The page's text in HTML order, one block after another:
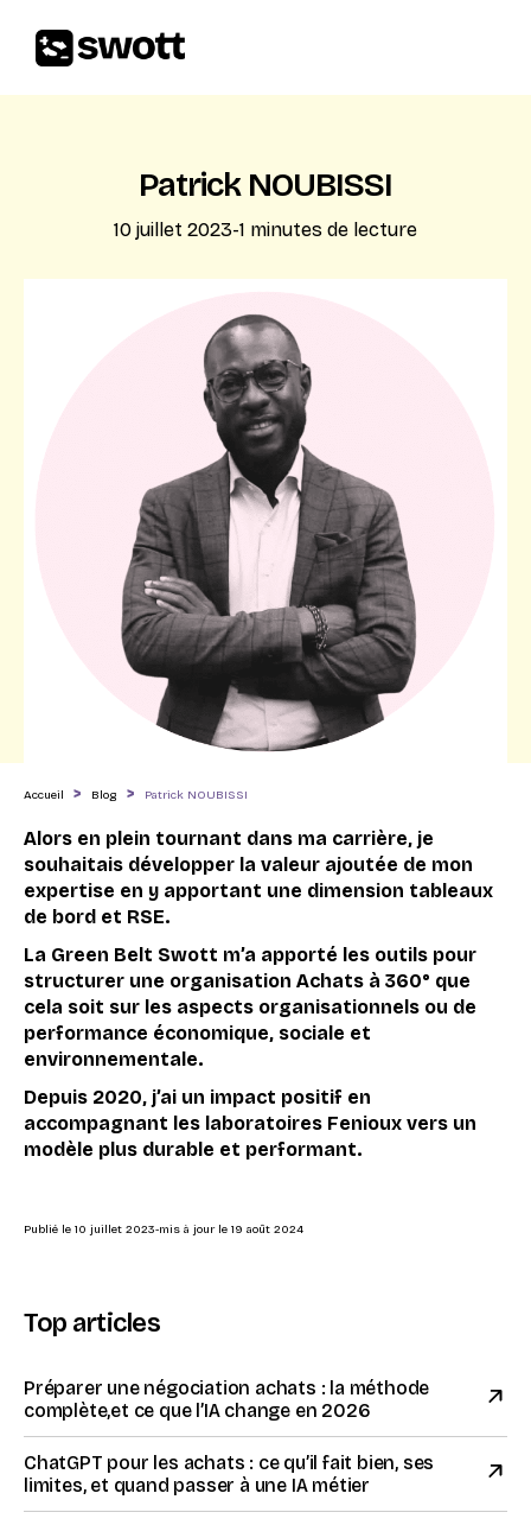
Patrick NOUBISSI
10 juillet 2023-1 minutes de lecture
Accueil > Blog > Patrick NOUBISSI
Alors en plein tournant dans ma carrière, je
souhaitais développer la valeur ajoutée de mon
expertise en y apportant une dimension tableaux
de bord et RSE.
La Green Belt Swott m’a apporté les outils pour
structurer une organisation Achats à 360° que
cela soit sur les aspects organisationnels ou de
performance économique, sociale et
environnementale.
Depuis 2020, j’ai un impact positif en
accompagnant les laboratoires Fenioux vers un
modèle plus durable et performant.
Publié le 10 juillet 2023-mis à jour le 19 août 2024
Top articles
Préparer une négociation achats : la méthode
complète,et ce que l’IA change en 2026
ChatGPT pour les achats : ce qu’il fait bien, ses
limites, et quand passer à une IA métier